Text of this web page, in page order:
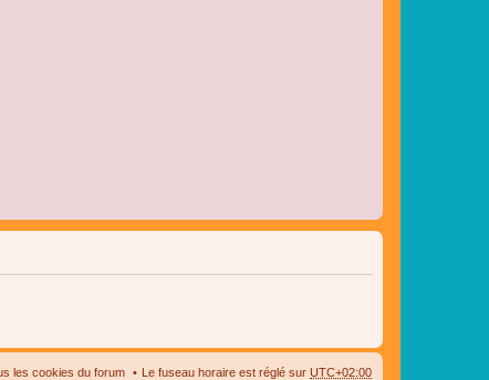
Le fuseau horaire est réglé sur UTC+02:00
les cookies du forum